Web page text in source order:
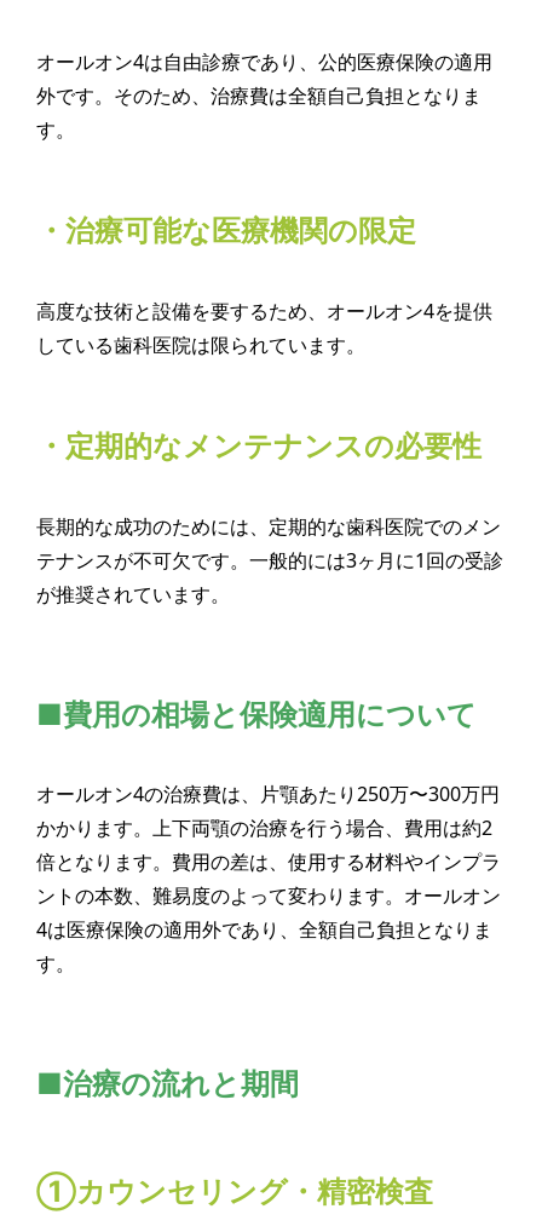
オールオン4は自由診療であり、公的医療保険の適用
外です。そのため、治療費は全額自己負担となりま
す。
・治療可能な医療機関の限定
高度な技術と設備を要するため、オールオン4を提供
している歯科医院は限られています。
・定期的なメンテナンスの必要性
長期的な成功のためには、定期的な歯科医院でのメン
テナンスが不可欠です。一般的には3ヶ月に1回の受診
が推奨されています。
■費用の相場と保険適用について
オールオン4の治療費は、片顎あたり250万〜300万円
かかります。上下両顎の治療を行う場合、費用は約2
倍となります。費用の差は、使用する材料やインプラ
ントの本数、難易度のよって変わります。オールオン
4は医療保険の適用外であり、全額自己負担となりま
す。
■治療の流れと期間
①カウンセリング・精密検査